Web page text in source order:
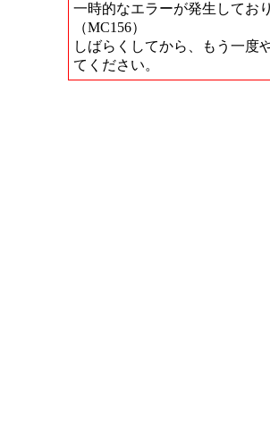
一時的なエラーが発生してお
（MC156）
しばらくしてから、もう一度
てください。